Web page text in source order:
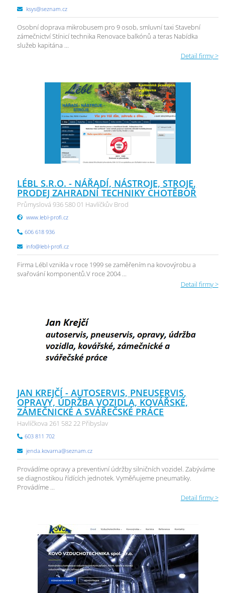
ksys@seznam.cz
Osobní doprava mikrobusem pro 9 osob, smluvní taxi Stavební
zámečnictví Stínicí technika Renovace balkónů a teras Nabídka
služeb kapitána ...
Detail firmy >
LÉBL S.R.O. - NÁŘADÍ, NÁSTROJE, STROJE,
PRODEJ ZAHRADNÍ TECHNIKY CHOTĚBOŘ
Průmyslová 936 580 01 Havlíčkův Brod
www.lebl-profi.cz
606 618 936
info@lebl-profi.cz
Firma Lébl vznikla v roce 1999 se zaměřením na kovovýrobu a
svařování komponentů.V roce 2004 ...
Detail firmy >
JAN KREJČÍ - AUTOSERVIS, PNEUSERVIS,
OPRAVY, ÚDRŽBA VOZIDLA, KOVÁŘSKÉ,
ZÁMEČNICKÉ A SVÁŘEČSKÉ PRÁCE
Havlíčkova 261 582 22 Přibyslav
603 811 702
jenda.kovarna@seznam.cz
Provádíme opravy a preventivní údržby silničních vozidel. Zabýváme
se diagnostikou řídících jednotek. Vyměňujeme pneumatiky.
Provádíme ...
Detail firmy >